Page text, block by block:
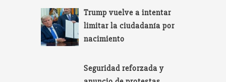
Trump vuelve a intentar
limitar la ciudadanía por
nacimiento
Seguridad reforzada y